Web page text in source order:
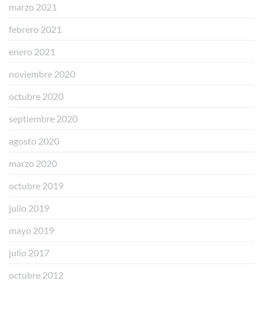
marzo 2021
febrero 2021
enero 2021
noviembre 2020
octubre 2020
septiembre 2020
agosto 2020
marzo 2020
octubre 2019
julio 2019
mayo 2019
julio 2017
octubre 2012